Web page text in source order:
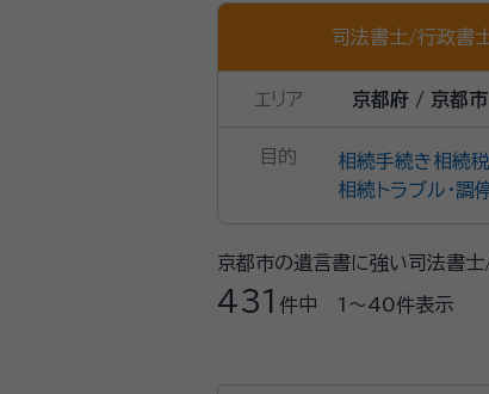
司法書士/行政書
エリア 京都府 / 京都市
目的 相続手続き相続
相続トラブル・調
京都市の遺言書に強い司法書
431 件中 1〜40件表示